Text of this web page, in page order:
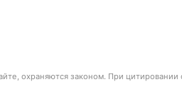
охраняются законом. При цитировании